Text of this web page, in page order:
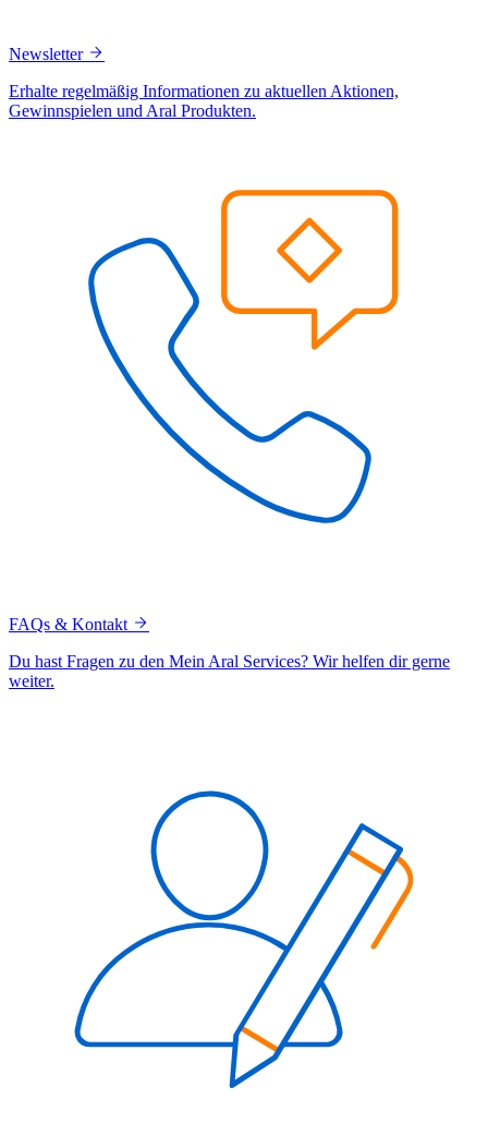
Newsletter
Erhalte regelmäßig Informationen zu aktuellen Aktionen,
Gewinnspielen und Aral Produkten.
FAQs & Kontakt
Du hast Fragen zu den Mein Aral Services? Wir helfen dir gerne
weiter.